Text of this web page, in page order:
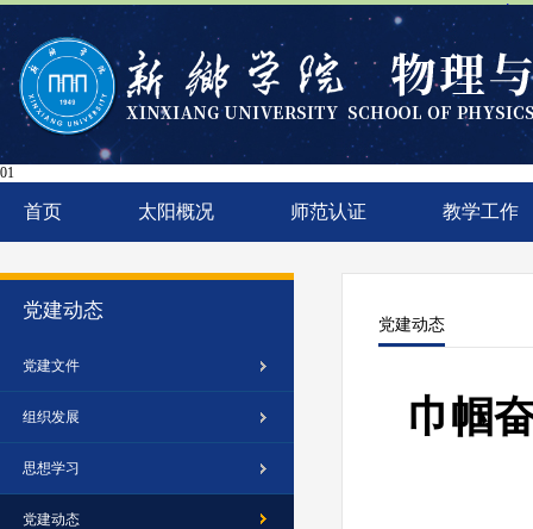
太
01
首页 太阳概况 师范认证 教学工作
党建动态
党建文件
组织发展
思想学习
党建动态
党建动态
巾帼